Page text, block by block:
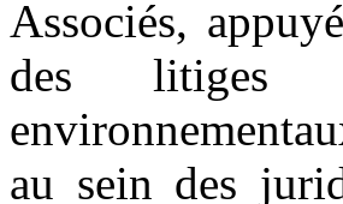
Associés,
des litiges
au sein des